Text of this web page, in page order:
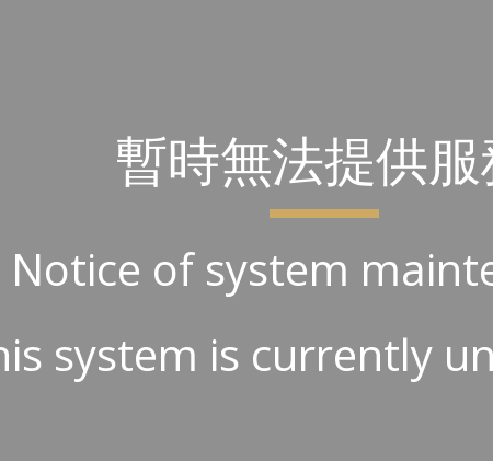
暫時無法提供服
Notice of system
system is currently